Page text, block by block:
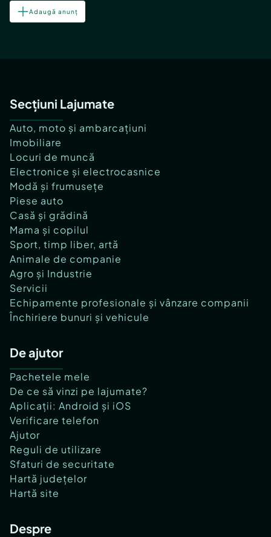
Adaugă anunț
Secțiuni Lajumate
Auto, moto și ambarcațiuni
Imobiliare
Locuri de muncă
Electronice și electrocasnice
Modă și frumusețe
Piese auto
Casă și grădină
Mama și copilul
Sport, timp liber, artă
Animale de companie
Agro și Industrie
Servicii
Echipamente profesionale și vânzare companii
Închiriere bunuri și vehicule
De ajutor
Pachetele mele
De ce să vinzi pe lajumate?
Aplicații: Android și iOS
Verificare telefon
Ajutor
Reguli de utilizare
Sfaturi de securitate
Hartă județelor
Hartă site
Despre